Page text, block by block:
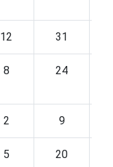
12 31
8 24
2 9
5 20